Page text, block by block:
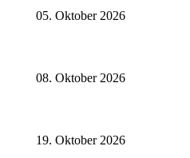
05. Oktober 2026
08. Oktober 2026
19. Oktober 2026